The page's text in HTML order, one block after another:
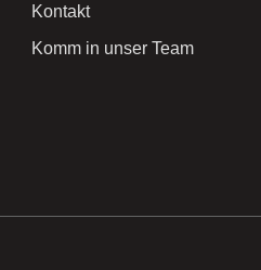
Kontakt
Komm in unser Team